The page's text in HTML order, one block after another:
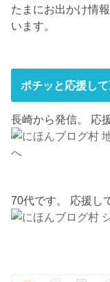
たまにお出かけ情
います。
ポチッと応援して
長崎から発信。 応
70代です。 応援し